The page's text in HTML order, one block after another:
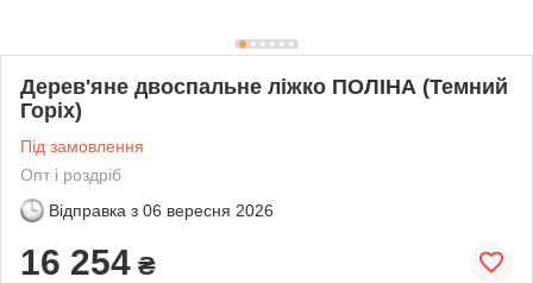
Дерев'яне двоспальне ліжко ПОЛІНА (Темний
Горіх)
Під замовлення
Опт і роздріб
Відправка з 06 вересня 2026
16 254 ₴